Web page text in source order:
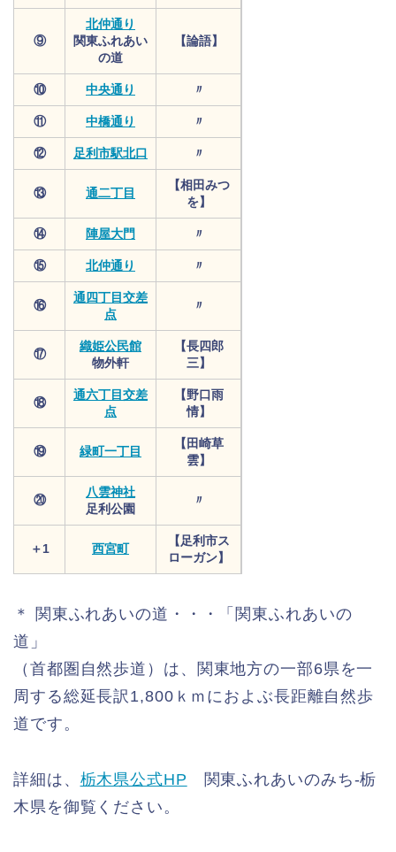
⑨
北仲通り
関東ふれあい
の道
【論語】
⑩ 中央通り 〃
⑪ 中橋通り 〃
⑫ 足利市駅北口 〃
⑬ 通二丁目
【相田みつ
を】
⑭ 陣屋大門 〃
⑮ 北仲通り 〃
⑯
通四丁目交差
点
〃
⑰
織姫公民館
物外軒
【長四郎
三】
⑱
通六丁目交差
点
【野口雨
情】
⑲ 緑町一丁目
【田崎草
雲】
⑳
八雲神社
足利公園
〃
＋1 西宮町
【足利市ス
ローガン】
＊ 関東ふれあいの道・・・「関東ふれあいの
道」
（首都圏自然歩道）は、関東地方の一部6県を一
周する総延長訳1,800ｋｍにおよぶ長距離自然歩
道です。
詳細は、 栃木県公式HP 関東ふれあいのみち-栃
木県を御覧ください。